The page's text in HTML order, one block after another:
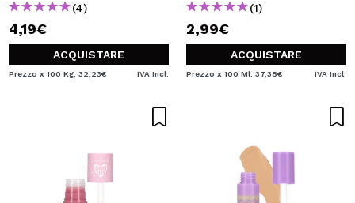
(4)
4,19€
ACQUISTARE
Prezzo x 100 Kg: 32,23€ IVA Incl.
(1)
2,99€
ACQUISTARE
Prezzo x 100 Ml: 37,38€ IVA Incl.